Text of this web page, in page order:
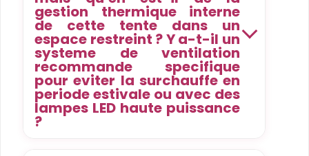
gestion thermique interne
de cette tente dans un
espace restreint ? Y a-t-il un
systeme de ventilation
recommande specifique
pour eviter la surchauffe en
periode estivale ou avec des
lampes LED haute puissance
?